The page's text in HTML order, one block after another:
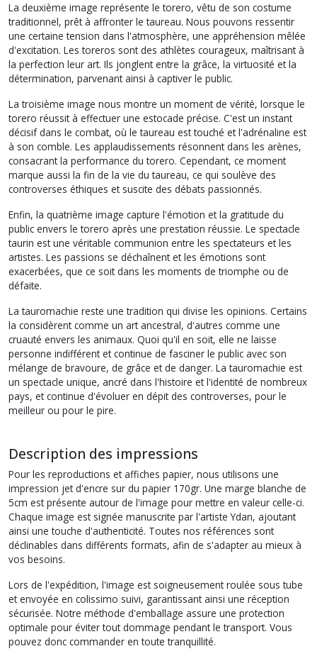
La deuxième image représente le torero, vêtu de son costume
traditionnel, prêt à affronter le taureau. Nous pouvons ressentir
une certaine tension dans l'atmosphère, une appréhension mêlée
d'excitation. Les toreros sont des athlètes courageux, maîtrisant à
la perfection leur art. Ils jonglent entre la grâce, la virtuosité et la
détermination, parvenant ainsi à captiver le public.
La troisième image nous montre un moment de vérité, lorsque le
torero réussit à effectuer une estocade précise. C'est un instant
décisif dans le combat, où le taureau est touché et l'adrénaline est
à son comble. Les applaudissements résonnent dans les arènes,
consacrant la performance du torero. Cependant, ce moment
marque aussi la fin de la vie du taureau, ce qui soulève des
controverses éthiques et suscite des débats passionnés.
Enfin, la quatrième image capture l'émotion et la gratitude du
public envers le torero après une prestation réussie. Le spectacle
taurin est une véritable communion entre les spectateurs et les
artistes. Les passions se déchaînent et les émotions sont
exacerbées, que ce soit dans les moments de triomphe ou de
défaite.
La tauromachie reste une tradition qui divise les opinions. Certains
la considèrent comme un art ancestral, d'autres comme une
cruauté envers les animaux. Quoi qu'il en soit, elle ne laisse
personne indifférent et continue de fasciner le public avec son
mélange de bravoure, de grâce et de danger. La tauromachie est
un spectacle unique, ancré dans l'histoire et l'identité de nombreux
pays, et continue d'évoluer en dépit des controverses, pour le
meilleur ou pour le pire.
Description des impressions
Pour les reproductions et affiches papier, nous utilisons une
impression jet d'encre sur du papier 170gr. Une marge blanche de
5cm est présente autour de l'image pour mettre en valeur celle-ci.
Chaque image est signée manuscrite par l'artiste Ydan, ajoutant
ainsi une touche d'authenticité. Toutes nos références sont
déclinables dans différents formats, afin de s'adapter au mieux à
vos besoins.
Lors de l'expédition, l'image est soigneusement roulée sous tube
et envoyée en colissimo suivi, garantissant ainsi une réception
sécurisée. Notre méthode d'emballage assure une protection
optimale pour éviter tout dommage pendant le transport. Vous
pouvez donc commander en toute tranquillité.